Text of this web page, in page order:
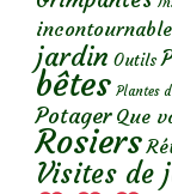
jardin Outils
bêtes Plantes
Potager Que
Rosiers
Visites de